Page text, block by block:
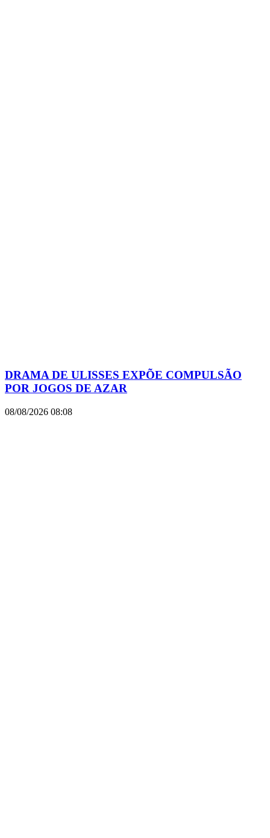
DRAMA DE ULISSES EXPÕE COMPULSÃO
POR JOGOS DE AZAR
08/08/2026 08:08